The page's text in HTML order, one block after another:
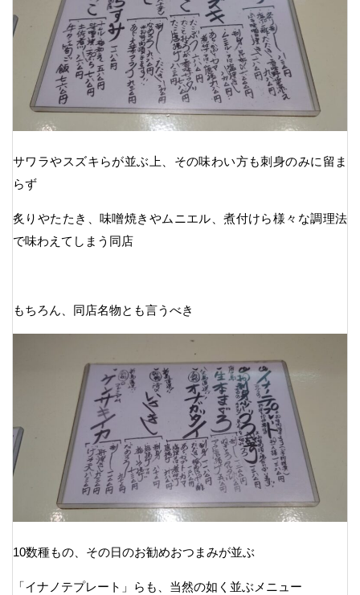
サワラやスズキらが並ぶ上、その味わい方も刺身のみに留ま
らず
炙りやたたき、味噌焼きやムニエル、煮付けら様々な調理法
で味わえてしまう同店
もちろん、同店名物とも言うべき
10数種もの、その日のお勧めおつまみが並ぶ
「イナノテプレート」らも、当然の如く並ぶメニュー